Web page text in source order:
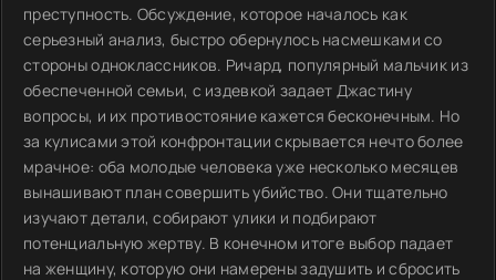
преступность. Обсуждение, которое началось как
серьезный анализ, быстро обернулось насмешками со
стороны одноклассников. Ричард, популярный мальчик из
обеспеченной семьи, с издевкой задает Джастину
вопросы, и их противостояние кажется бесконечным. Но
за кулисами этой конфронтации скрывается нечто более
мрачное: оба молодые человека уже несколько месяцев
вынашивают план совершить убийство. Они тщательно
изучают детали, собирают улики и подбирают
потенциальную жертву. В конечном итоге выбор падает
на женщину, которую они намерены задушить и сбросить